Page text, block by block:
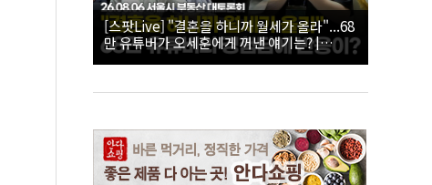
[스팟Live] "결혼을 하니까 월세가 올라"...68
만 유튜버가 오세훈에게 꺼낸 얘기는? |
26.08.06 서울시 부동산 대토론회